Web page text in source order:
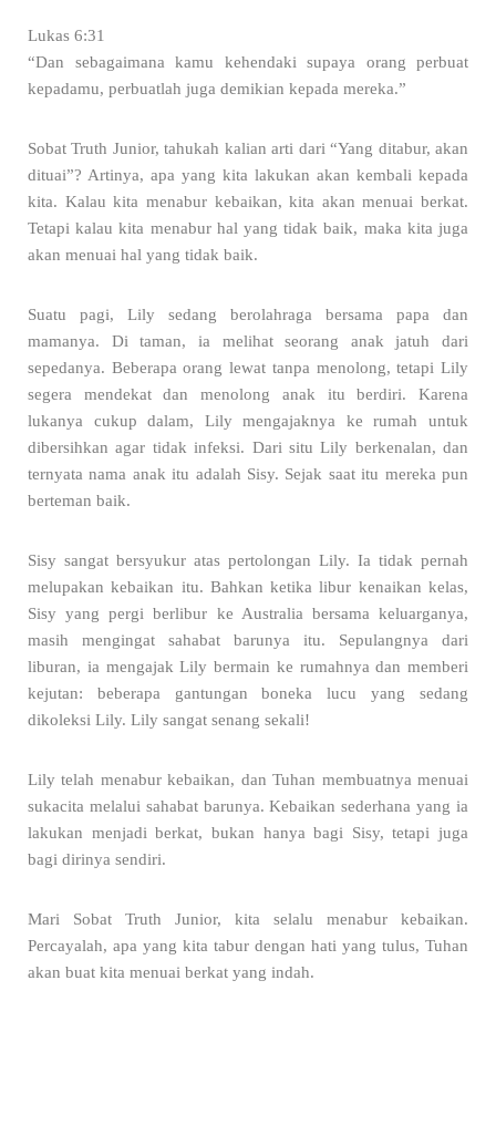
Lukas 6:31
“Dan sebagaimana kamu kehendaki supaya orang perbuat
kepadamu, perbuatlah juga demikian kepada mereka.”
Sobat Truth Junior, tahukah kalian arti dari “Yang ditabur, akan
dituai”? Artinya, apa yang kita lakukan akan kembali kepada
kita. Kalau kita menabur kebaikan, kita akan menuai berkat.
Tetapi kalau kita menabur hal yang tidak baik, maka kita juga
akan menuai hal yang tidak baik.
Suatu pagi, Lily sedang berolahraga bersama papa dan
mamanya. Di taman, ia melihat seorang anak jatuh dari
sepedanya. Beberapa orang lewat tanpa menolong, tetapi Lily
segera mendekat dan menolong anak itu berdiri. Karena
lukanya cukup dalam, Lily mengajaknya ke rumah untuk
dibersihkan agar tidak infeksi. Dari situ Lily berkenalan, dan
ternyata nama anak itu adalah Sisy. Sejak saat itu mereka pun
berteman baik.
Sisy sangat bersyukur atas pertolongan Lily. Ia tidak pernah
melupakan kebaikan itu. Bahkan ketika libur kenaikan kelas,
Sisy yang pergi berlibur ke Australia bersama keluarganya,
masih mengingat sahabat barunya itu. Sepulangnya dari
liburan, ia mengajak Lily bermain ke rumahnya dan memberi
kejutan: beberapa gantungan boneka lucu yang sedang
dikoleksi Lily. Lily sangat senang sekali!
Lily telah menabur kebaikan, dan Tuhan membuatnya menuai
sukacita melalui sahabat barunya. Kebaikan sederhana yang ia
lakukan menjadi berkat, bukan hanya bagi Sisy, tetapi juga
bagi dirinya sendiri.
Mari Sobat Truth Junior, kita selalu menabur kebaikan.
Percayalah, apa yang kita tabur dengan hati yang tulus, Tuhan
akan buat kita menuai berkat yang indah.